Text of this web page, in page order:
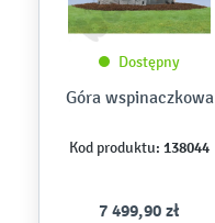
Dostępny
Góra wspinaczkowa
Kod produktu: 138044
7 499,90 zł